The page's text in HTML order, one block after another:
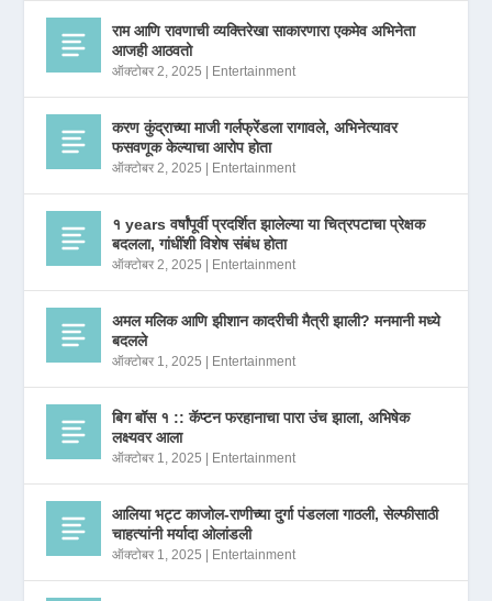
राम आणि रावणाची व्यक्तिरेखा साकारणारा एकमेव अभिनेता
आजही आठवतो
ऑक्टोबर 2, 2025 Entertainment
करण कुंद्राच्या माजी गर्लफ्रेंडला रागावले, अभिनेत्यावर
फसवणूक केल्याचा आरोप होता
ऑक्टोबर 2, 2025 Entertainment
१ years वर्षांपूर्वी प्रदर्शित झालेल्या या चित्रपटाचा प्रेक्षक
बदलला, गांधींशी विशेष संबंध होता
ऑक्टोबर 2, 2025 Entertainment
अमल मलिक आणि झीशान कादरीची मैत्री झाली? मनमानी मध्ये
बदलले
ऑक्टोबर 1, 2025 Entertainment
बिग बॉस १ :: कॅप्टन फरहानाचा पारा उंच झाला, अभिषेक
लक्ष्यवर आला
ऑक्टोबर 1, 2025 Entertainment
आलिया भट्ट काजोल-राणीच्या दुर्गा पंडलला गाठली, सेल्फीसाठी
चाहत्यांनी मर्यादा ओलांडली
ऑक्टोबर 1, 2025 Entertainment